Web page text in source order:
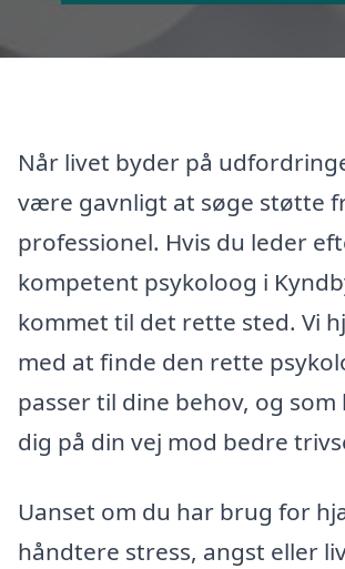
Når livet byder på
være gavnligt at søge støtte
professionel. Hvis du leder
kompetent psykoloog i
kommet til det rette sted. Vi
med at finde den rette
passer til dine behov, og som
dig på din vej mod bedre
Uanset om du har brug for
håndtere stress, angst eller